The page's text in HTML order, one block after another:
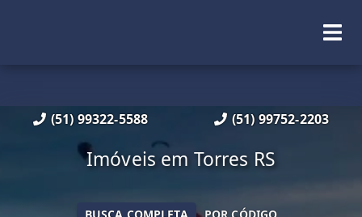
(51) 99322-5588 (51) 99752-2203
Imóveis em Torres RS
BUSCA COMPLETA POR CÓDIGO